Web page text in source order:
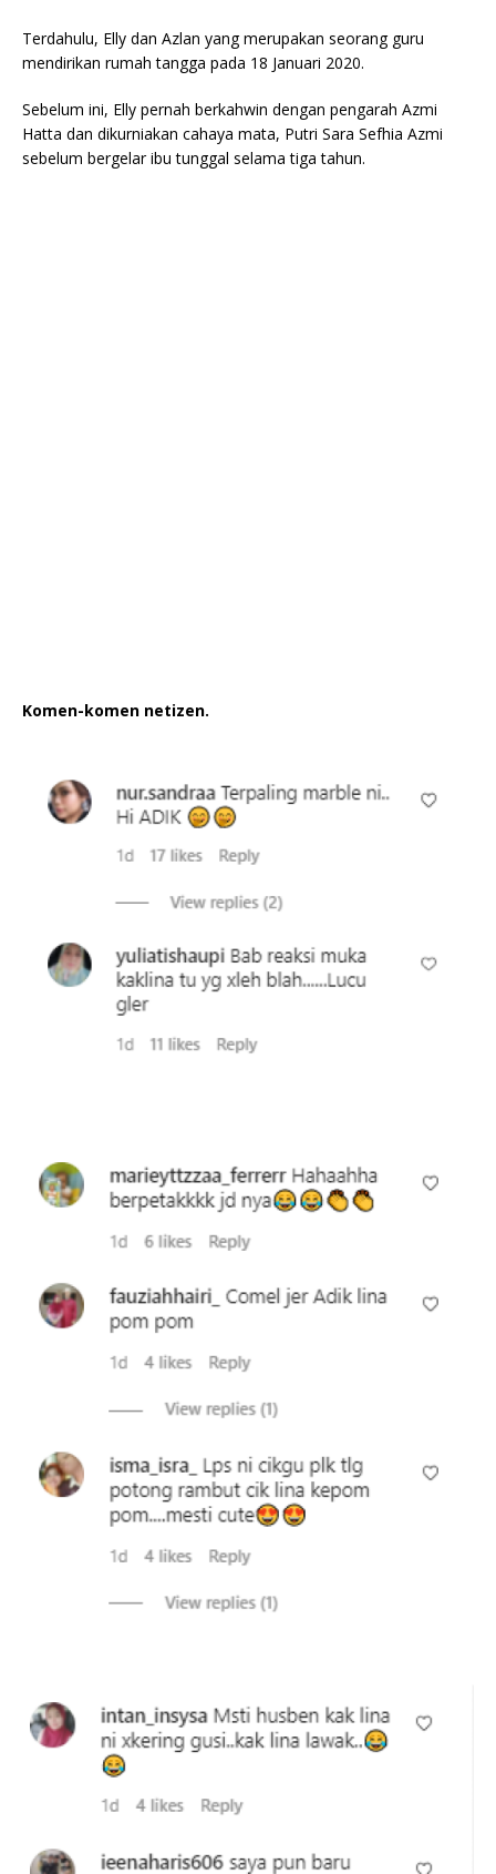
Terdahulu, Elly dan Azlan yang merupakan seorang guru
mendirikan rumah tangga pada 18 Januari 2020.
Sebelum ini, Elly pernah berkahwin dengan pengarah Azmi
Hatta dan dikurniakan cahaya mata, Putri Sara Sefhia Azmi
sebelum bergelar ibu tunggal selama tiga tahun.
Komen-komen netizen.